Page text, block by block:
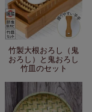
竹製大根おろし（鬼
おろし）と鬼おろし
竹皿のセット